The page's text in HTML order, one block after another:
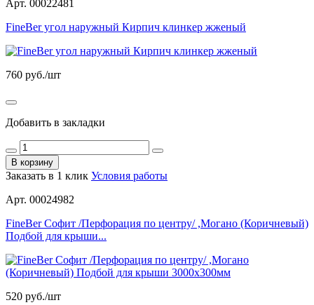
Арт. 00022481
FineBer угол наружный Кирпич клинкер жженый
760 руб./шт
Добавить в закладки
В корзину
Заказать в 1 клик Условия работы
Арт. 00024982
FineBer Софит /Перфорация по центру/ ,Могано (Коричневый)
Подбой для крыши...
520 руб./шт